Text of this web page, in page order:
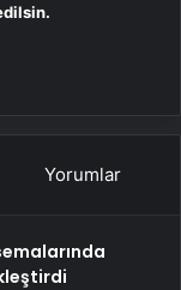
Yorumlar